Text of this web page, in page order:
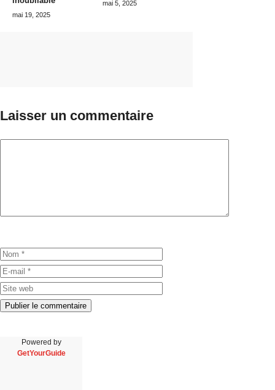
mai 19, 2025
mai 5, 2025
Laisser un commentaire
Powered by
GetYourGuide